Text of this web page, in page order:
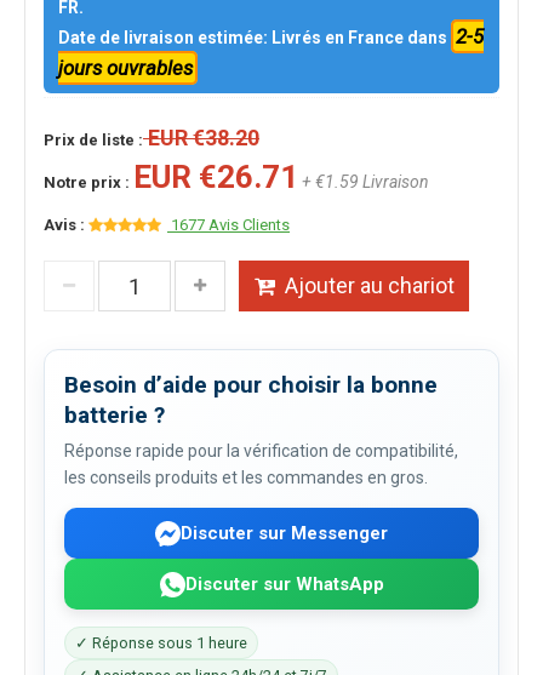
FR.
Date de livraison estimée: Livrés en France dans 2-5
jours ouvrables
Prix de liste :EUR €38.20
Notre prix : EUR €26.71 + €1.59 Livraison
Avis : 1677 Avis Clients
Ajouter au chariot
Besoin d’aide pour choisir la bonne
batterie ?
Réponse rapide pour la vérification de compatibilité,
les conseils produits et les commandes en gros.
Discuter sur Messenger
Discuter sur WhatsApp
✓ Réponse sous 1 heure